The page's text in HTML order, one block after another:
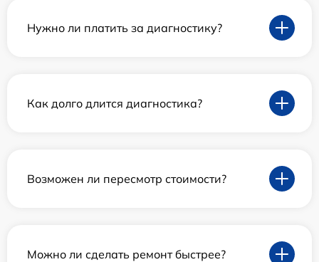
Нужно ли платить за диагностику?
Как долго длится диагностика?
Возможен ли пересмотр стоимости?
Можно ли сделать ремонт быстрее?